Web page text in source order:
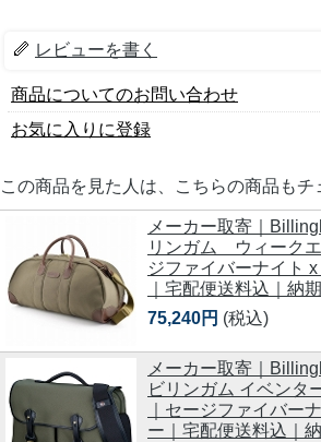
レビューを書く
商品についてのお問い合わせ
お気に入りに登録
この商品を見た人は、こちらの商品もチ
メーカー取寄｜
リンガム ウィーク
ジファイバーナイト
｜宅配便送料込｜納
75,240円 (税込)
メーカー取寄｜
ビリンガム イベンタ
｜セージファイバー
ー｜宅配便送料込｜